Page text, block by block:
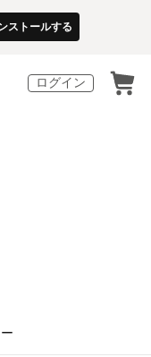
ストールする
ログイン